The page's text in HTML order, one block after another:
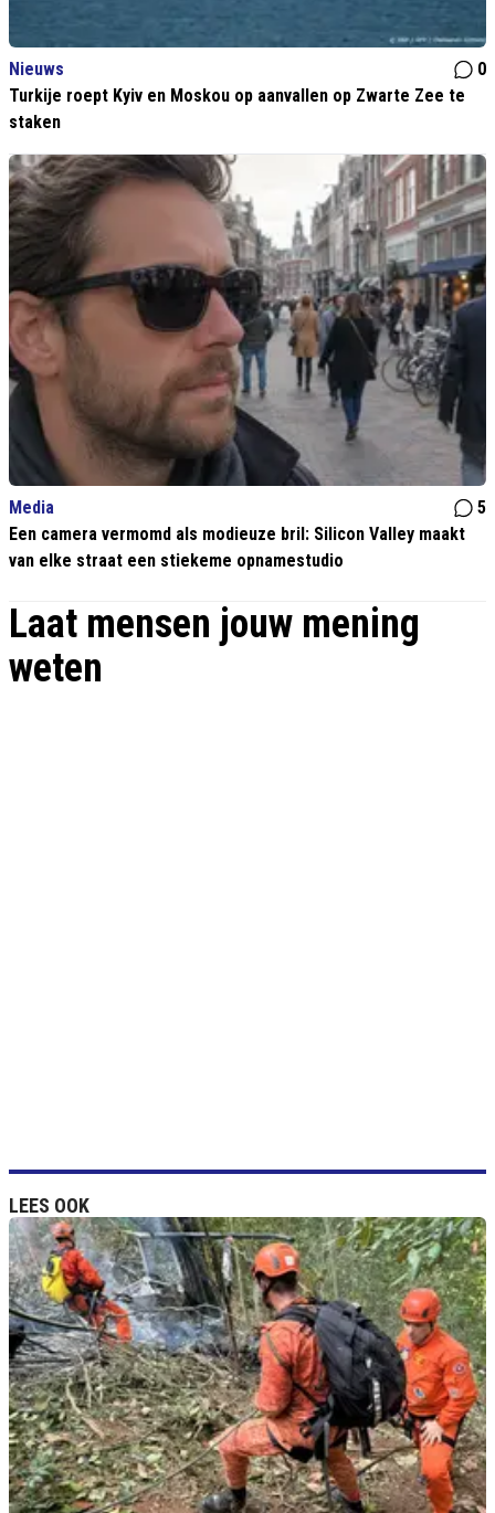
Nieuws
0
Turkije roept Kyiv en Moskou op aanvallen op Zwarte Zee te
staken
Media
5
Een camera vermomd als modieuze bril: Silicon Valley maakt
van elke straat een stiekeme opnamestudio
Laat mensen jouw mening
weten
LEES OOK